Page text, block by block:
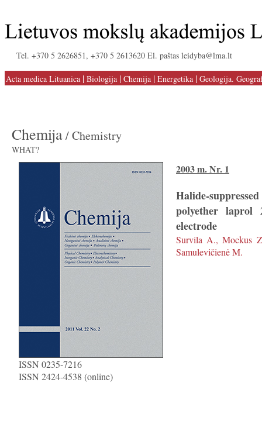
Tel. +370 5 2626851, +370 5 2613620 El. paštas leidyba@lma.lt
Acta medica Lituanica | Biologija | Chemija | Energetika | Geologija.
Chemija/ Chemistry
WHAT?
ISSN 0235-7216
ISSN 2424-4538 (online)
2003 m. Nr. 1
Halide-
polyether
electrode
Survila A., Mockus
Samulevičienė M.